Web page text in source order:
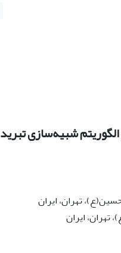
شبیه‌سازی تبرید
تهران، ایران
تهران، ایران